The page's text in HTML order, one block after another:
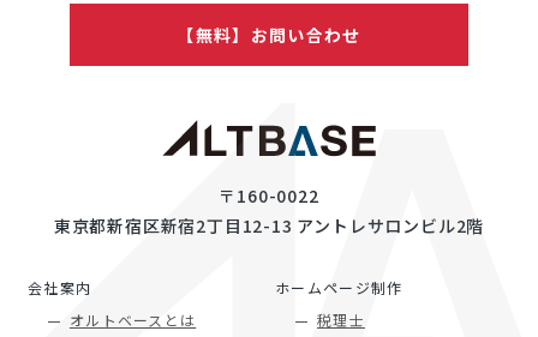
【無料】お問い合わせ
〒160-0022
東京都新宿区新宿2丁目12-13 アントレサロンビル2階
会社案内
オルトベースとは
ホームページ制作
税理士